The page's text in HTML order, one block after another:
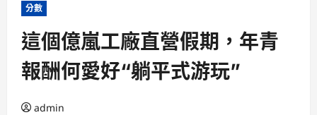
分數
這個億嵐工廠直營假期，年青
報酬何愛好“躺平式游玩”
admin